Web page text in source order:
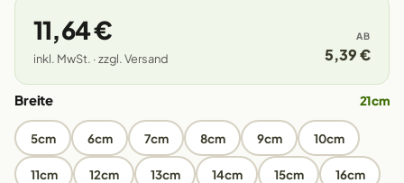
11,64 €
inkl. MwSt. · zzgl. Versand
AB
5,39 €
Breite 21cm
5cm 6cm 7cm 8cm 9cm 10cm
11cm 12cm 13cm 14cm 15cm 16cm